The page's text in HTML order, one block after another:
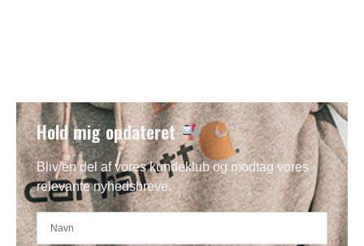
Hold mig opdateret
Bliv en del af vores kundeklub og modtag vores
relevante nyhedsbreve.